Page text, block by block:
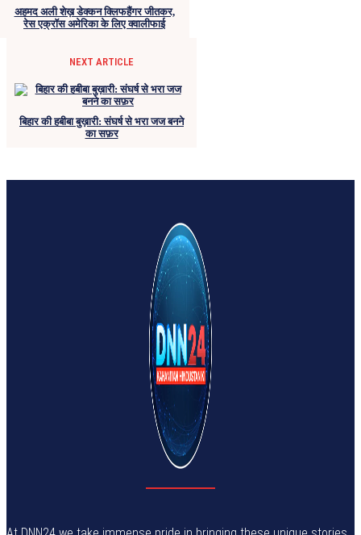
अहमद अली शेख़ डेक्कन क्लिफहैंगर जीतकर,
रेस एक्रॉस अमेरिका के लिए क्वालीफाई
NEXT ARTICLE
बिहार की हबीबा बुख़ारी: संघर्ष से भरा जज बनने
का सफ़र